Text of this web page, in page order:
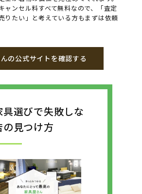
ャンセル料すべて無料なので、「査定
りたい」と考えている方もまずは依頼
の公式サイトを確認する
具選びで失敗しな
の見つけ方